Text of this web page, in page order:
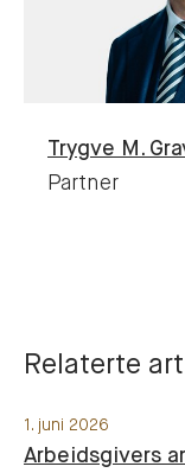
Trygve M.
Partner
Relaterte
1. juni 2026
Arbeidsgivers